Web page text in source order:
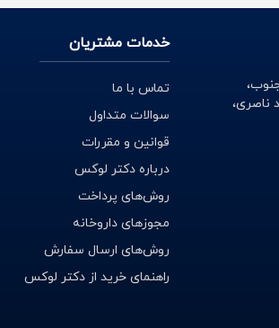
ناصری،
خدمات مشتریان
تماس با ما
سوالات متداول
قوانین و مقررات
درباره دکتر لوکس
روش‌های پرداخت
مجوزهای داروخانه
روش‌های ارسال سفارش
راهنمای خرید از دکتر لوکس